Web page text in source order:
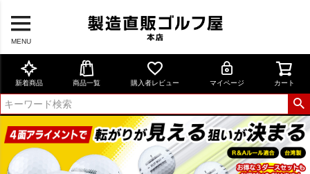
MENU
新着商品 商品一覧 購入者レビュー マイページ カート